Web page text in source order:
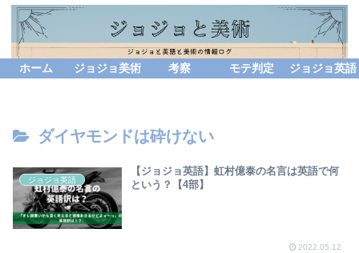
ホーム ジョジョ美術 考察 モテ判定 ジョジョ英語
ダイヤモンドは砕けない
ジョジョ英語
【ジョジョ英語】虹村億泰の名言は英語で何
という？【4部】
2022.05.12